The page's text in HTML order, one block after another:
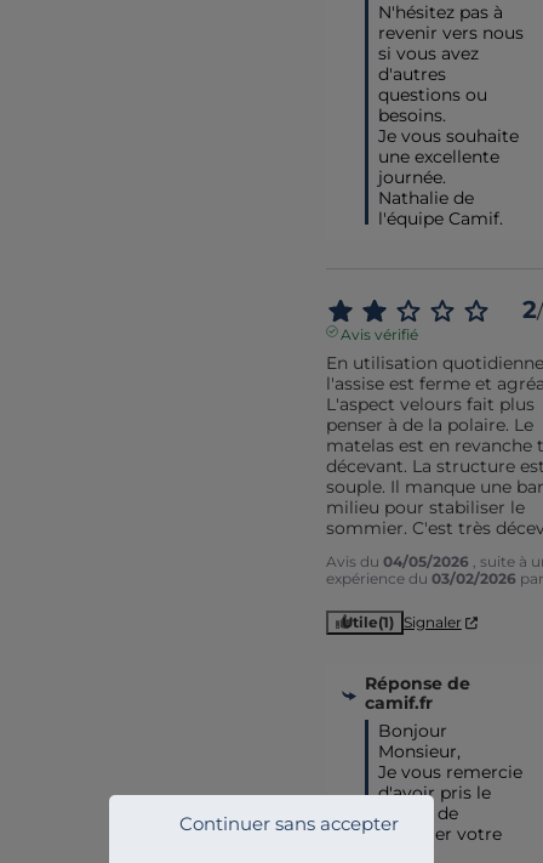
Continuer sans accepter
N'hésitez pas à
revenir vers nous
si vous avez
d'autres
questions ou
besoins.
Je vous souhaite
une excellente
journée.
Nathalie de
l'équipe Camif.
2/
Avis vérifié
En utilisation
l'assise est ferme et
L'aspect velours fait plus
penser à de la polaire. Le
matelas est en revanche
décevant. La structure
souple. Il manque une
milieu pour stabiliser le
sommier. C'est très
Avis du 04/05/2026 , suite à
expérience du 03/02/2026
Utile(1) Signaler
Réponse de
camif.fr
Bonjour
Monsieur,
Je vous remercie
d'avoir pris le
temps de
partager votre